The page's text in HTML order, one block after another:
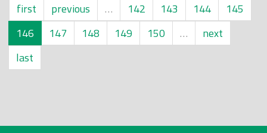
first previous … 142 143 144
145
146
147 148 149 150 …
next
last